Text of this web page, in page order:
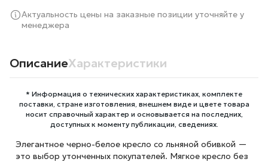
Актуальность цены на заказные позиции уточняйте у
менеджера
ОписаниеХарактеристики
* Информация о технических характеристиках, комплекте
поставки, стране изготовления, внешнем виде и цвете товара
носит справочный характер и основывается на последних,
доступных к моменту публикации, сведениях.
Элегантное черно-белое кресло со льняной обивкой —
это выбор утонченных покупателей. Мягкое кресло без